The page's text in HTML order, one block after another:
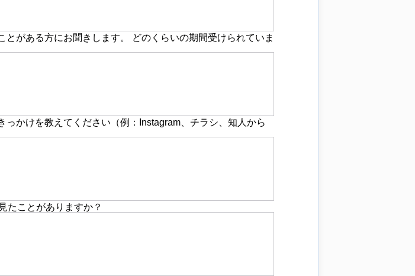
がある方にお聞きします。 どのくらいの期間受けられていま
かけを教えてください（例：Instagram、チラシ、知人から
たことがありますか？